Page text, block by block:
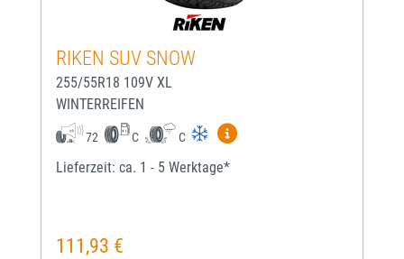
RIKEN SUV SNOW
255/55R18 109V XL
WINTERREIFEN
72 C C
Mehr Informationen zum
Lieferzeit: ca. 1 - 5 Werktage*
Regulärer Preis:
111,93 €